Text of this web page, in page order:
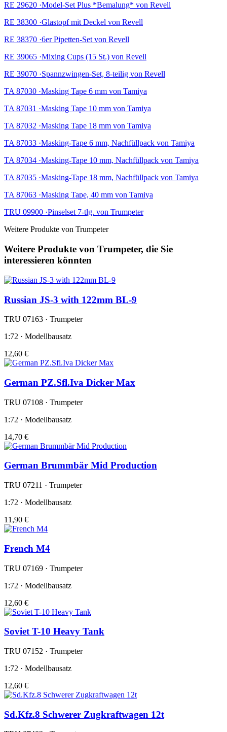
RE 29620 ·Model-Set Plus *Bemalung* von Revell
RE 38300 ·Glastopf mit Deckel von Revell
RE 38370 ·6er Pipetten-Set von Revell
RE 39065 ·Mixing Cups (15 St.) von Revell
RE 39070 ·Spannzwingen-Set, 8-teilig von Revell
TA 87030 ·Masking Tape 6 mm von Tamiya
TA 87031 ·Masking Tape 10 mm von Tamiya
TA 87032 ·Masking Tape 18 mm von Tamiya
TA 87033 ·Masking-Tape 6 mm, Nachfüllpack von Tamiya
TA 87034 ·Masking-Tape 10 mm, Nachfüllpack von Tamiya
TA 87035 ·Masking-Tape 18 mm, Nachfüllpack von Tamiya
TA 87063 ·Masking Tape, 40 mm von Tamiya
TRU 09900 ·Pinselset 7-tlg. von Trumpeter
Weitere Produkte von Trumpeter
Weitere Produkte von Trumpeter, die Sie
interessieren könnten
Russian JS-3 with 122mm BL-9
TRU 07163 · Trumpeter
1:72 · Modellbausatz
12,60 €
German PZ.Sfl.Iva Dicker Max
TRU 07108 · Trumpeter
1:72 · Modellbausatz
14,70 €
German Brummbär Mid Production
TRU 07211 · Trumpeter
1:72 · Modellbausatz
11,90 €
French M4
TRU 07169 · Trumpeter
1:72 · Modellbausatz
12,60 €
Soviet T-10 Heavy Tank
TRU 07152 · Trumpeter
1:72 · Modellbausatz
12,60 €
Sd.Kfz.8 Schwerer Zugkraftwagen 12t